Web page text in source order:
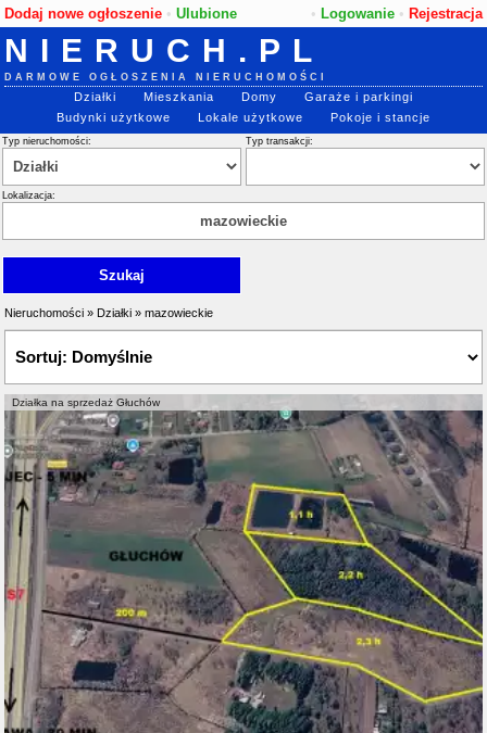
Dodaj nowe ogłoszenie •Ulubione • Logowanie• Rejestracja
NIERUCH.PL
DARMOWE OGŁOSZENIA NIERUCHOMOŚCI
Działki Mieszkania Domy
Garaże i parkingi
Budynki użytkowe
Lokale użytkowe Pokoje i stancje
Typ nieruchomości: Typ transakcji:
Lokalizacja:
Nieruchomości » Działki »mazowieckie
Działka na sprzedaż Głuchów